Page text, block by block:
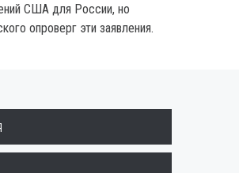
США для России, но
опроверг эти заявления.